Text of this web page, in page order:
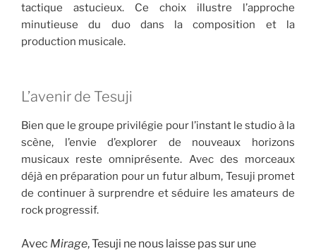
tactique astucieux. Ce choix illustre l’approche
minutieuse du duo dans la composition et la
production musicale.
L’avenir de Tesuji
Bien que le groupe privilégie pour l’instant le studio à la
scène, l’envie d’explorer de nouveaux horizons
musicaux reste omniprésente. Avec des morceaux
déjà en préparation pour un futur album, Tesuji promet
de continuer à surprendre et séduire les amateurs de
rock progressif.
Avec Mirage, Tesuji ne nous laisse pas sur une